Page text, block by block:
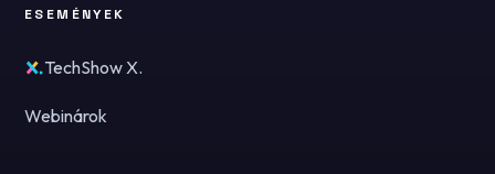
ESEMÉNYEK
TechShow X.
Webinárok